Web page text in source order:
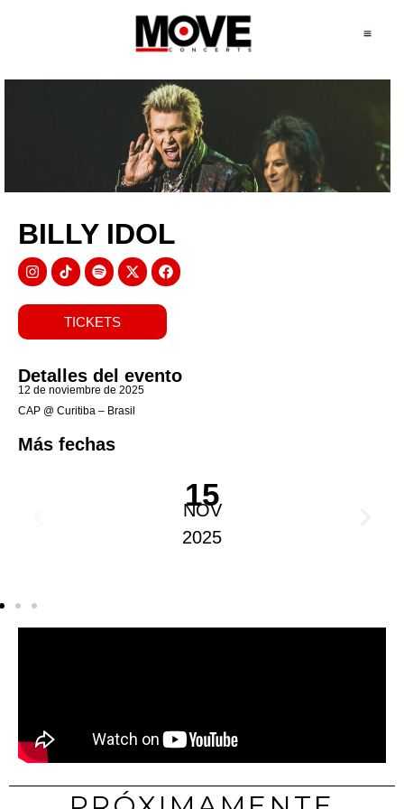
BILLY IDOL
TICKETS
Detalles del evento
12 de noviembre de 2025
CAP @ Curitiba – Brasil
Más fechas
15
NOV
2025